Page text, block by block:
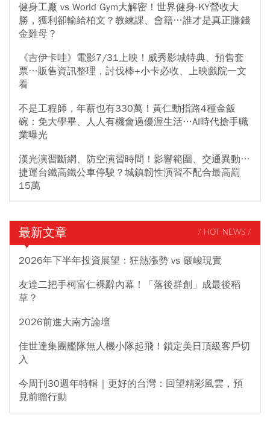
健身工廠 vs World Gym大解密！世界健身-KY營收大
勝，獲利卻輸給柏文？教練課、會籍…誰才是真正賺錢
金雞母？
《吉伊卡哇》電影7/31上映！威秀影城特典、預售套
票…販售資訊整理，討伐棒+小卡必收、上映戲院一文
看
不是工程師，年薪也有330萬！黃仁勳指路4種金飯
碗：免大學畢、人人有機會過優渥生活…AI時代搶手職
業曝光
漢光演習斷網、防空演習時間！影響範圍、交通異動…
捷運台鐵高鐵公車停駛？城鎮韌性演習不配合最高罰
15萬
最新文章 / HOT NEWS /
2026年下半年投資展望：狂熱漲勢 vs 嚴峻現實
友達二把手柯富仁裸辭內幕！「落後群創」成最後稻
草？
2026前進大南方論壇
佳世達集團艦隊無人機小隊起飛！鎖定美日頂級客戶切
入
今周刊30週年特輯｜更好的台灣：回望精彩風雲，預
見前瞻行動